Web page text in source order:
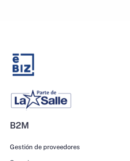
B2M
Gestión de proveedores